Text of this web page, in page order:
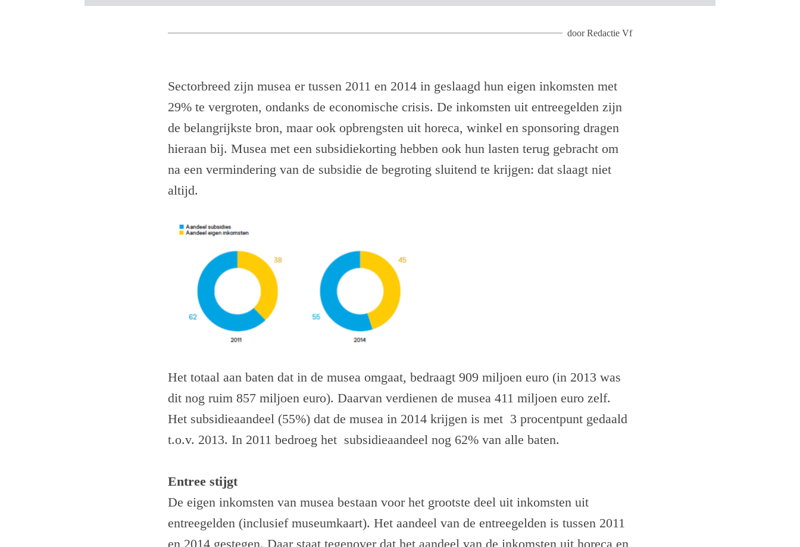
doorRedactie Vf
Sectorbreed zijn musea er tussen 2011 en 2014 in geslaagd hun eigen inkomsten met
29% te vergroten, ondanks de economische crisis. De inkomsten uit entreegelden zijn
de belangrijkste bron, maar ook opbrengsten uit horeca, winkel en sponsoring dragen
hieraan bij. Musea met een subsidiekorting hebben ook hun lasten terug gebracht om
na een vermindering van de subsidie de begroting sluitend te krijgen: dat slaagt niet
altijd.
Het totaal aan baten dat in de musea omgaat, bedraagt 909 miljoen euro (in 2013 was
dit nog ruim 857 miljoen euro). Daarvan verdienen de musea 411 miljoen euro zelf.
Het subsidieaandeel (55%) dat de musea in 2014 krijgen is met 3 procentpunt gedaald
t.o.v. 2013. In 2011 bedroeg het subsidieaandeel nog 62% van alle baten.
Entree stijgt
De eigen inkomsten van musea bestaan voor het grootste deel uit inkomsten uit
entreegelden (inclusief museumkaart). Het aandeel van de entreegelden is tussen 2011
en 2014 gestegen. Daar staat tegenover dat het aandeel van de inkomsten uit horeca en